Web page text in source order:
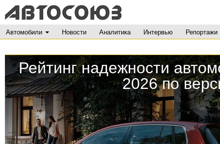
Автомобили Новости Аналитика Интервью Репортажи
Рейтинг надежности
2026 по